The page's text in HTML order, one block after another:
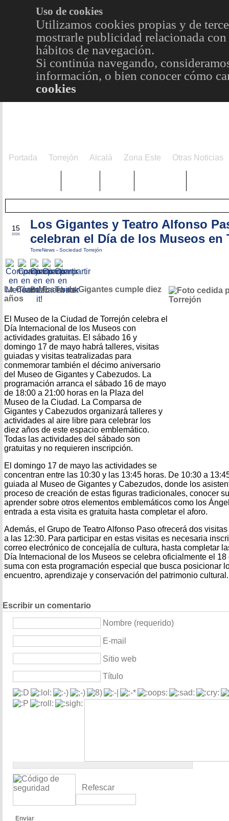
Uso de cookies
Utilizamos cookies propias y de
mostrarle publicidad relacionada
hábitos de navegación.
Si continúa navegando,
información, o bien conocer cómo
cookies
Portada Torrejón Alcalá Zona Este Otras Noticias
15
2026
Los Gigantes y Teatro Alfonso
celebran el Día de los Museos en
TorreNews - Sociedad Torrejón
La Casa-Museo de Gigantes cumple diez
años
El Museo de la Ciudad de Torrejón celebra el
Día Internacional de los Museos con
actividades gratuitas. El sábado 16 y
domingo 17 de mayo habrá talleres, visitas
guiadas y visitas teatralizadas para
conmemorar también el décimo aniversario
del Museo de Gigantes y Cabezudos. La
programación arranca el sábado 16 de mayo
de 18:00 a 21:00 horas en la Plaza del
Museo de la Ciudad. La Comparsa de
Gigantes y Cabezudos organizará talleres y
actividades al aire libre para celebrar los
diez años de este espacio emblemático.
Todas las actividades del sábado son
gratuitas y no requieren inscripción.
El domingo 17 de mayo las actividades se
concentran entre las 10:30 y las 13:45 horas. De 10:30 a
guiada al Museo de Gigantes y Cabezudos, donde los
proceso de creación de estas figuras tradicionales, conocer
aprender sobre otros elementos emblemáticos como los
entrada a esta visita es gratuita hasta completar el aforo.
Además, el Grupo de Teatro Alfonso Paso ofrecerá dos
a las 12:30. Para participar en estas visitas es necesaria
correo electrónico de concejalía de cultura, hasta completar
Día Internacional de los Museos se celebra oficialmente el 18
suma con esta programación especial que busca posicionar
encuentro, aprendizaje y conservación del patrimonio cultural.
Escribir un comentario
Nombre (requerido)
E-mail
Sitio web
Título
Refescar
Enviar